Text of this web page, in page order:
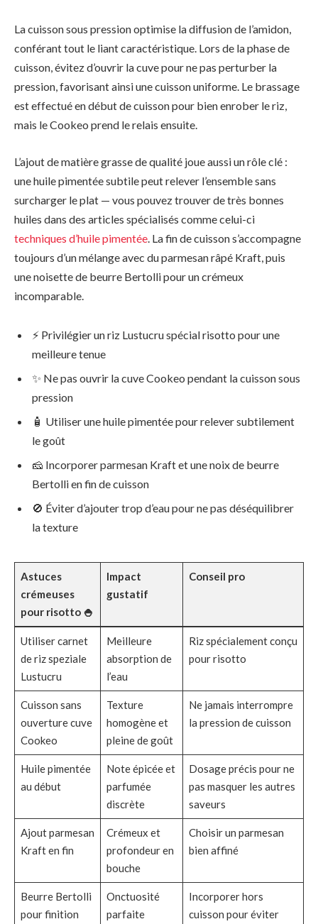
La cuisson sous pression optimise la diffusion de l’amidon,
conférant tout le liant caractéristique. Lors de la phase de
cuisson, évitez d’ouvrir la cuve pour ne pas perturber la
pression, favorisant ainsi une cuisson uniforme. Le brassage
est effectué en début de cuisson pour bien enrober le riz,
mais le Cookeo prend le relais ensuite.
L’ajout de matière grasse de qualité joue aussi un rôle clé :
une huile pimentée subtile peut relever l’ensemble sans
surcharger le plat — vous pouvez trouver de très bonnes
huiles dans des articles spécialisés comme celui-ci
techniques d’huile pimentée . La fin de cuisson s’accompagne
toujours d’un mélange avec du parmesan râpé Kraft, puis
une noisette de beurre Bertolli pour un crémeux
incomparable.
⚡ Privilégier un riz Lustucru spécial risotto pour une
meilleure tenue
✨ Ne pas ouvrir la cuve Cookeo pendant la cuisson sous
pression
🧴 Utiliser une huile pimentée pour relever subtilement
le goût
🧀 Incorporer parmesan Kraft et une noix de beurre
Bertolli en fin de cuisson
🚫 Éviter d’ajouter trop d’eau pour ne pas déséquilibrer
la texture
Astuces
crémeuses
pour risotto 🍚
Impact
gustatif
Conseil pro
Utiliser carnet
de riz speziale
Lustucru
Meilleure
absorption de
l’eau
Riz spécialement conçu
pour risotto
Cuisson sans
ouverture cuve
Cookeo
Texture
homogène et
pleine de goût
Ne jamais interrompre
la pression de cuisson
Huile pimentée
au début
Note épicée et
parfumée
discrète
Dosage précis pour ne
pas masquer les autres
saveurs
Ajout parmesan
Kraft en fin
Crémeux et
profondeur en
bouche
Choisir un parmesan
bien affiné
Beurre Bertolli
pour finition
Onctuosité
parfaite
Incorporer hors
cuisson pour éviter